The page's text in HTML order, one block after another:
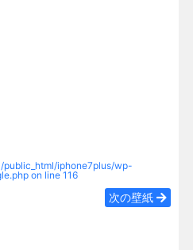
iphone7plus/wp-
on line116
次の壁紙